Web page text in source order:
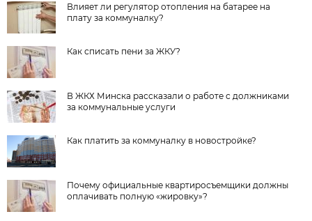
Влияет ли регулятор отопления на батарее на
плату за коммуналку?
Как списать пени за ЖКУ?
В ЖКХ Минска рассказали о работе с должниками
за коммунальные услуги
Как платить за коммуналку в новостройке?
Почему официальные квартиросъемщики должны
оплачивать полную «жировку»?